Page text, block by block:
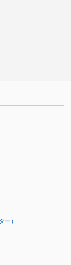
ー）